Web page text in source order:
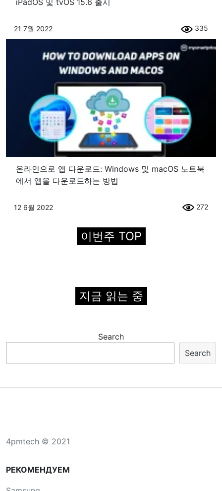
FCC에서 발견된 MIUI 12.5가 포함된
Redmi Note 11 4G의 가능한 글로벌
변형: 예상 사양
Amazo IMDb TV 앱이 PlayStation 5
로 출시됩니다.